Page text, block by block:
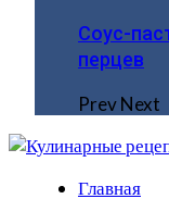
Соус-
перцев
PrevNext
Главная